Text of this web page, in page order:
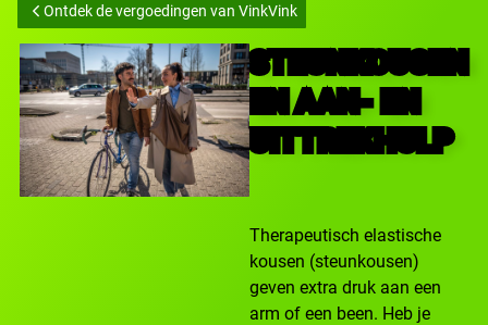
Ontdek de vergoedingen van VinkVink
STEUNKOUSEN
EN AAN- EN
UITTREKHULP
Therapeutisch elastische
kousen (steunkousen)
geven extra druk aan een
arm of een been. Heb je